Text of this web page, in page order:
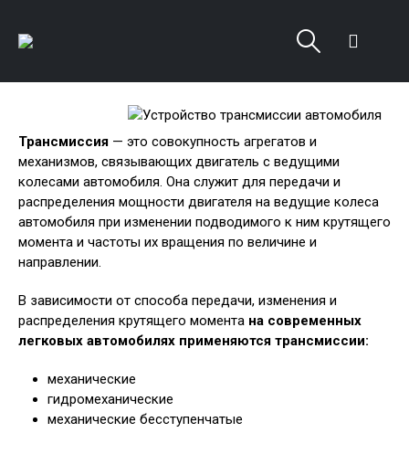
Трансмиссия — это совокупность агрегатов и
механизмов, связывающих двигатель с ведущими
колесами автомобиля. Она служит для передачи и
распределения мощности двигателя на ведущие колеса
автомобиля при изменении подводимого к ним крутящего
момента и частоты их вращения по величине и
направлении.
В зависимости от способа передачи, изменения и
распределения крутящего момента на современных
легковых автомобилях применяются трансмиссии:
механические
гидромеханические
механические бесступенчатые